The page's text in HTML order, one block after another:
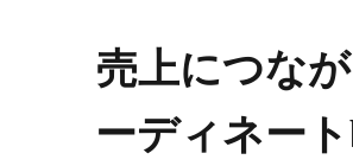
売上につな
ーディネー